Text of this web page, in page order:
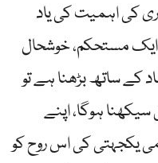
کی اہمیت کی یاد
ایک مستحکم، خوشحال
کے ساتھ بڑھنا ہے تو
ہوگا، اپنے
یکجہتی کی اس روح کو